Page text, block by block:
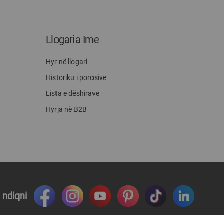
Llogaria Ime
Hyr në llogari
Historiku i porosive
Lista e dëshirave
Hyrja në B2B
ndiqni